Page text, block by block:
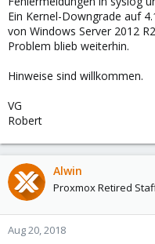
Ein Kernel-Downgrade auf
von Windows Server 2012
Problem blieb weiterhin.
Hinweise sind willkommen.
VG
Robert
Alwin
Proxmox Retired
Aug 20, 2018